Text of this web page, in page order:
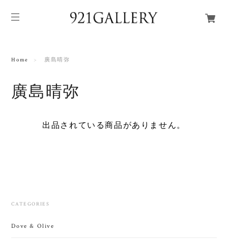
Home 廣島晴弥
廣島晴弥
出品されている商品がありません。
CATEGORIES
Dove & Olive